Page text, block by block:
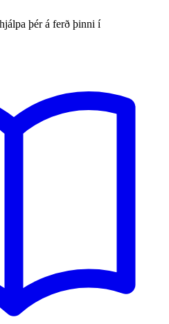
þér á ferð þinni í